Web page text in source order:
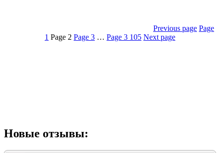
Previous page Page
1 Page 2 Page 3 … Page 3 105 Next page
Новые отзывы: